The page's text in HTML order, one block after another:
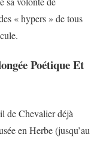
« hypers » de tous
Poétique Et
de Chevalier déjà
en Herbe (jusqu’au